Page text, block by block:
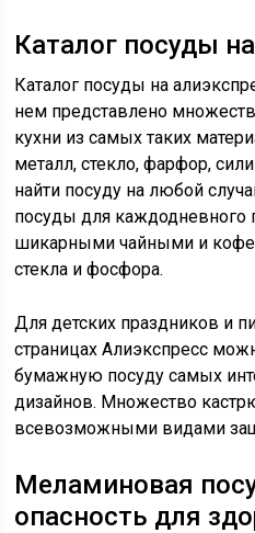
Каталог посуды
Каталог посуды на
нем представлено
кухни из самых таких
металл, стекло, фарфор,
найти посуду на любой
посуды для каждодневного
шикарными чайными и
стекла и фосфора.
Для детских праздников и
страницах Алиэкспресс
бумажную посуду самых
дизайнов. Множество
всевозможными видами
Меламиновая
опасность для